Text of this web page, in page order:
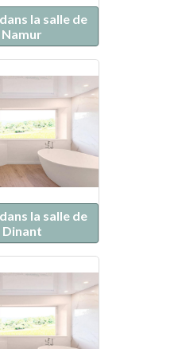
la salle de
Namur
la salle de
Dinant